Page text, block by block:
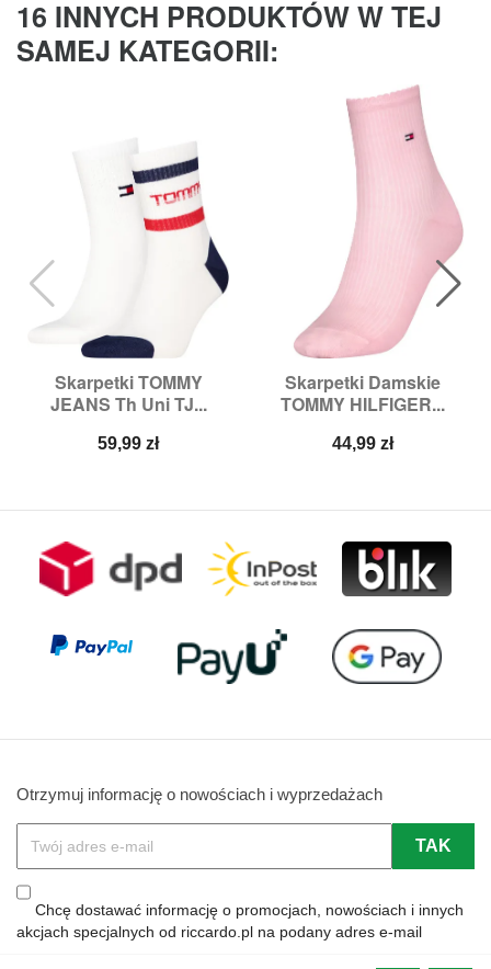
16 INNYCH PRODUKTÓW W TEJ
SAMEJ KATEGORII:
Skarpetki TOMMY
JEANS Th Uni TJ...
Cena
59,99 zł
Skarpetki Damskie
TOMMY HILFIGER...
Cena
44,99 zł
Otrzymuj informację o nowościach i wyprzedażach
Chcę dostawać informację o promocjach, nowościach i innych
akcjach specjalnych od riccardo.pl na podany adres e-mail